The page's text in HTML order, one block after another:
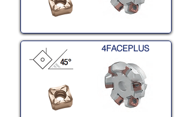
4FACEPLUS